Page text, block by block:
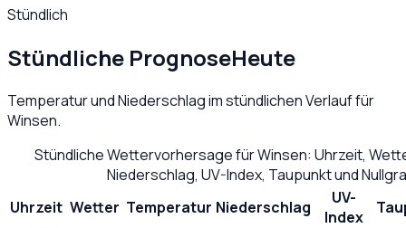
Stündlich
Stündliche PrognoseHeute
Temperatur und Niederschlag im stündlichen Verlauf für
Winsen.
Stündliche Wettervorhersage fürWinsen: Uhrzeit,
Niederschlag, UV-Index, Taupunkt und
Uhrzeit Wetter Temperatur Niederschlag
UV-
Index